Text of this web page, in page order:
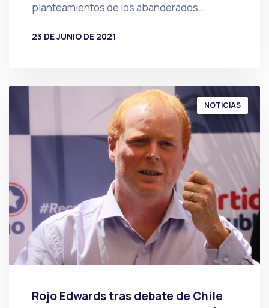
planteamientos de los abanderados…
23 DE JUNIO DE 2021
NOTICIAS
Rojo Edwards tras debate de Chile